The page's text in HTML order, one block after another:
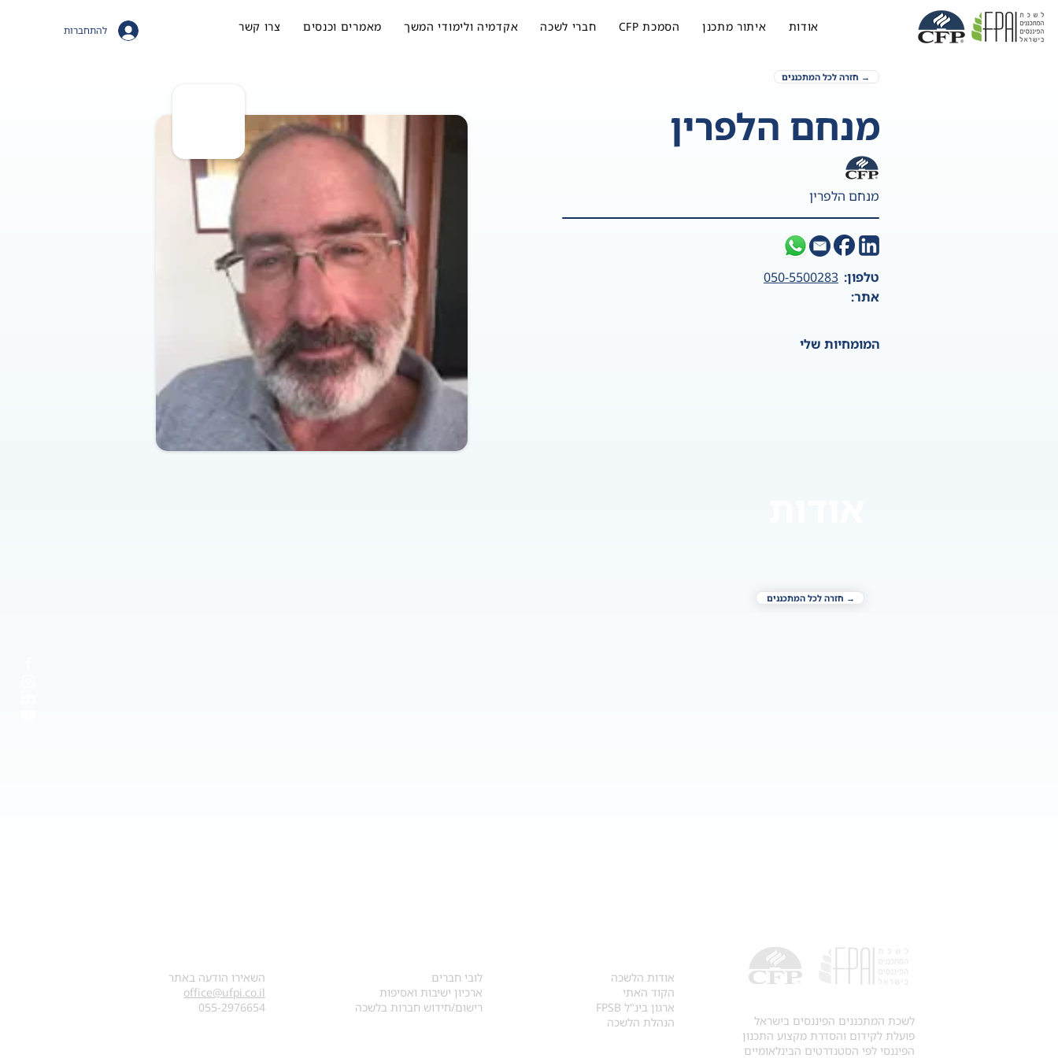
להתחברות אודות איתור מתכנן הסמכת CFP חברי לשכה אקדמיה ולימודי המשך מאמרים וכנסים צרו קשר
→ חזרה לכל המתכננים
מנחם הלפרין
מנחם הלפרין
טלפון: 050-5500283
אתר:
המומחיות שלי
→ חזרה לכל המתכננים
לשכת המתכננים הפיננסים בישראל
פועלת לקידום והסדרת מקצוע התכנון
הפיננסי לפי הסטנדרטים הבינלאומיים
​אודות הלשכה
הקוד האתי
ארגון בינ"ל FPSB
הנהלת הלשכה
לובי חברים
ארכיון ישיבות ואסיפות
רישום/חידוש חברות בלשכה
השאירו הודעה באתר
office@ufpi.co.il
​055-2976654